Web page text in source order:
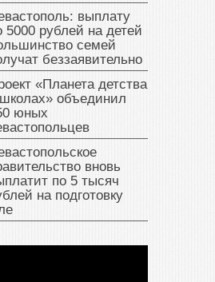
выплату
5000 рублей на детей
семей
беззаявительно
«Планета детства
объединил
юных
вновь
по 5 тысяч
на подготовку